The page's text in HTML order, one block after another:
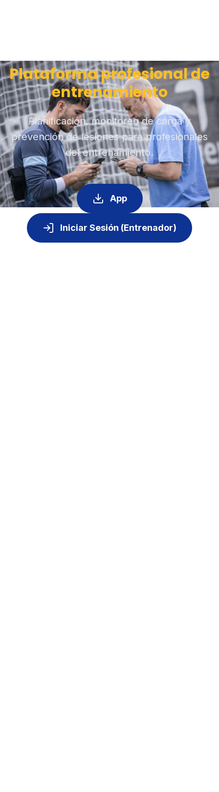
Plataforma profesional de
entrenamiento
Planificación, monitoreo de carga y
prevención de lesiones para profesionales
del entrenamiento.
App
Iniciar Sesión (Entrenador)